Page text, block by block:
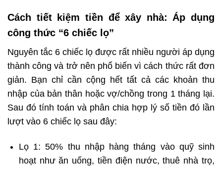
Cách tiết kiệm tiền để xây nhà: Áp dụng
công thức “6 chiếc lọ”
Nguyên tắc 6 chiếc lọ được rất nhiều người áp dụng
thành công và trở nên phổ biến vì cách thức rất đơn
giản. Bạn chỉ cần cộng hết tất cả các khoản thu
nhập của bản thân hoặc vợ/chồng trong 1 tháng lại.
Sau đó tính toán và phân chia hợp lý số tiền đó lần
lượt vào 6 chiếc lọ sau đây:
Lọ 1: 50% thu nhập hàng tháng vào quỹ sinh
hoạt như ăn uống, tiền điện nước, thuê nhà trọ,